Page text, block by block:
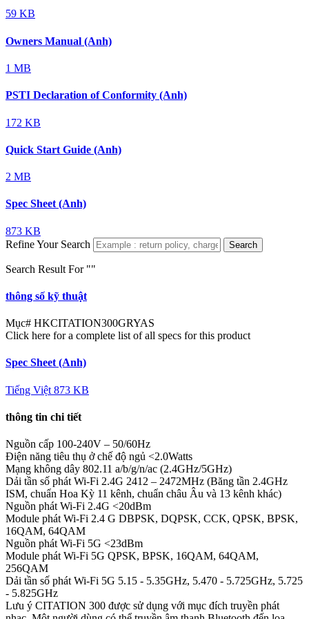
59 KB
Owners Manual (Anh)
1 MB
PSTI Declaration of Conformity (Anh)
172 KB
Quick Start Guide (Anh)
2 MB
Spec Sheet (Anh)
873 KB
Refine Your Search
Search
Search Result For ""
thông số kỹ thuật
Mục# HKCITATION300GRYAS
Click here for a complete list of all specs for this product
Spec Sheet (Anh)
Tiếng Việt 873 KB
thông tin chi tiết
Nguồn cấp 100-240V – 50/60Hz
Điện năng tiêu thụ ở chế độ ngủ <2.0Watts
Mạng không dây 802.11 a/b/g/n/ac (2.4GHz/5GHz)
Dải tần số phát Wi-Fi 2.4G 2412 – 2472MHz (Băng tần 2.4GHz
ISM, chuẩn Hoa Kỳ 11 kênh, chuẩn châu Âu và 13 kênh khác)
Nguồn phát Wi-Fi 2.4G <20dBm
Module phát Wi-Fi 2.4 G DBPSK, DQPSK, CCK, QPSK, BPSK,
16QAM, 64QAM
Nguồn phát Wi-Fi 5G <23dBm
Module phát Wi-Fi 5G QPSK, BPSK, 16QAM, 64QAM,
256QAM
Dải tần số phát Wi-Fi 5G 5.15 - 5.35GHz, 5.470 - 5.725GHz, 5.725
- 5.825GHz
Lưu ý CITATION 300 được sử dụng với mục đích truyền phát